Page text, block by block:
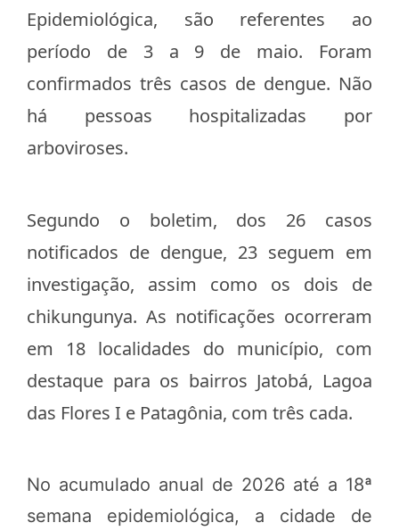
Epidemiológica, são referentes ao
período de 3 a 9 de maio. Foram
confirmados três casos de dengue. Não
há pessoas hospitalizadas por
arboviroses.
Segundo o boletim, dos 26 casos
notificados de dengue, 23 seguem em
investigação, assim como os dois de
chikungunya. As notificações ocorreram
em 18 localidades do município, com
destaque para os bairros Jatobá, Lagoa
das Flores I e Patagônia, com três cada.
No acumulado anual de 2026 até a 18ª
semana epidemiológica, a cidade de